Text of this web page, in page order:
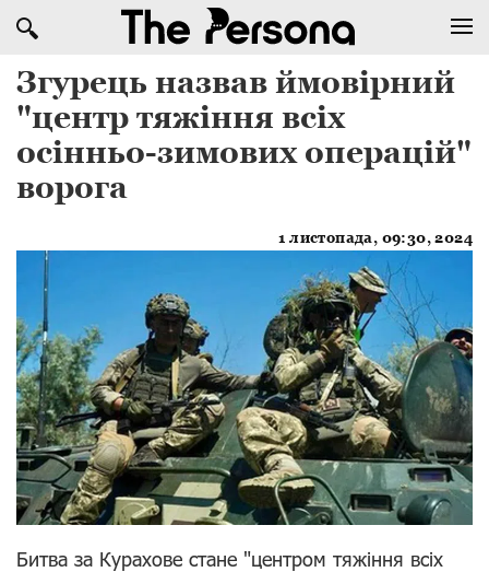
Згурець назвав ймовірний
"центр тяжіння всіх
осінньо-зимових операцій"
ворога
1 листопада, 09:30, 2024
Битва за Курахове стане "центром тяжіння всіх